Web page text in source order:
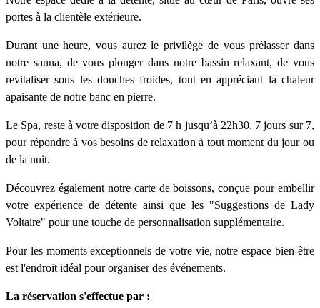
portes à la clientèle extérieure.
Durant une heure, vous aurez le privilège de vous prélasser dans
notre sauna, de vous plonger dans notre bassin relaxant, de vous
revitaliser sous les douches froides, tout en appréciant la chaleur
apaisante de notre banc en pierre.
Le Spa, reste à votre disposition de 7 h jusqu’à 22h30, 7 jours sur 7,
pour répondre à vos besoins de relaxation à tout moment du jour ou
de la nuit.
Découvrez également notre carte de boissons, conçue pour embellir
votre expérience de détente ainsi que les "Suggestions de Lady
Voltaire" pour une touche de personnalisation supplémentaire.
Pour les moments exceptionnels de votre vie, notre espace bien-être
est l'endroit idéal pour organiser des événements.
La réservation s'effectue par :